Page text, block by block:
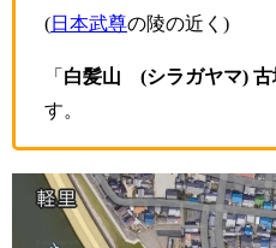
(日本武尊の陵の近く)
「 白髪山 (シラガヤマ) 古
す。